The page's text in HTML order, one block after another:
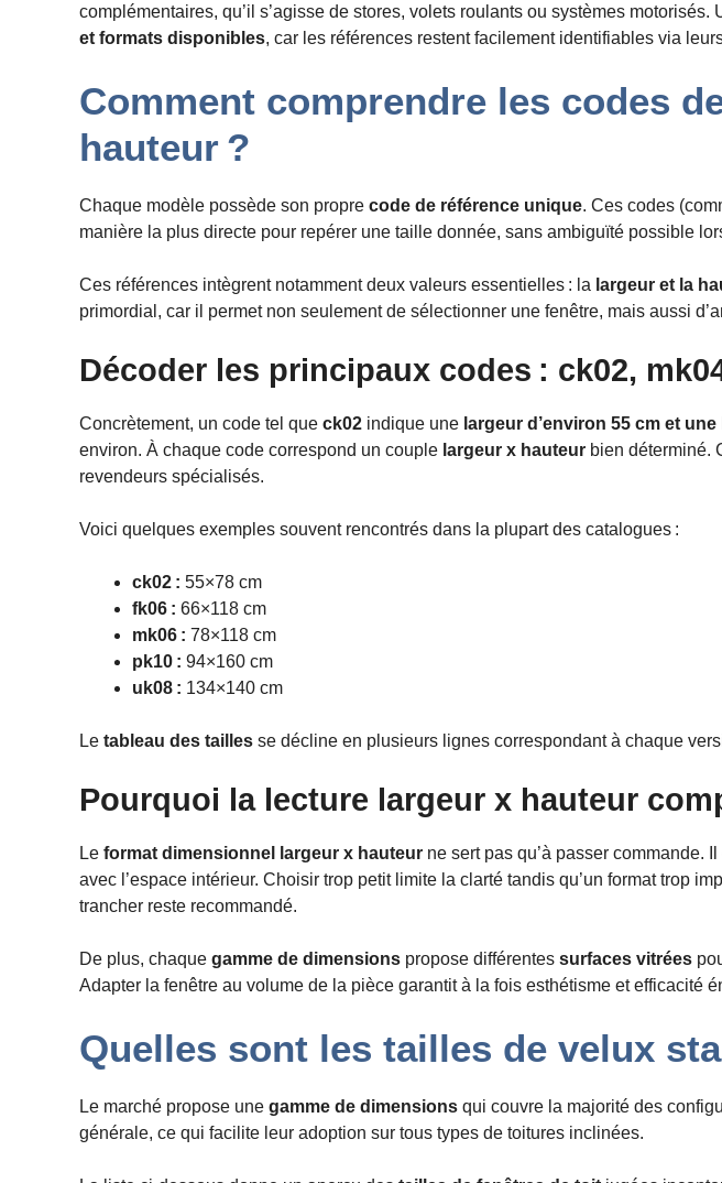
complémentaires, qu’il s’agisse de stores, volets roulants ou systèmes
et formats disponibles, car les références restent facilement identifiables via
Comment comprendre les codes
hauteur ?
Chaque modèle possède son propre code de référence unique. Ces codes
manière la plus directe pour repérer une taille donnée, sans ambiguïté possible
Ces références intègrent notamment deux valeurs essentielles : la largeur et la
primordial, car il permet non seulement de sélectionner une fenêtre, mais aussi
Décoder les principaux codes : ck02,
Concrètement, un code tel que ck02 indique une largeur d’environ 55 cm et
environ. À chaque code correspond un couple largeur x hauteur bien déterminé.
revendeurs spécialisés.
Voici quelques exemples souvent rencontrés dans la plupart des catalogues :
ck02 : 55×78 cm
fk06 : 66×118 cm
mk06 : 78×118 cm
pk10 : 94×160 cm
uk08 : 134×140 cm
Le tableau des tailles se décline en plusieurs lignes correspondant à chaque
Pourquoi la lecture largeur x hauteur
Le format dimensionnel largeur x hauteur ne sert pas qu’à passer commande.
avec l’espace intérieur. Choisir trop petit limite la clarté tandis qu’un format trop
trancher reste recommandé.
De plus, chaque gamme de dimensions propose différentes surfaces vitrées
Adapter la fenêtre au volume de la pièce garantit à la fois esthétisme et efficacité
Quelles sont les tailles de velux
Le marché propose une gamme de dimensions qui couvre la majorité des
générale, ce qui facilite leur adoption sur tous types de toitures inclinées.